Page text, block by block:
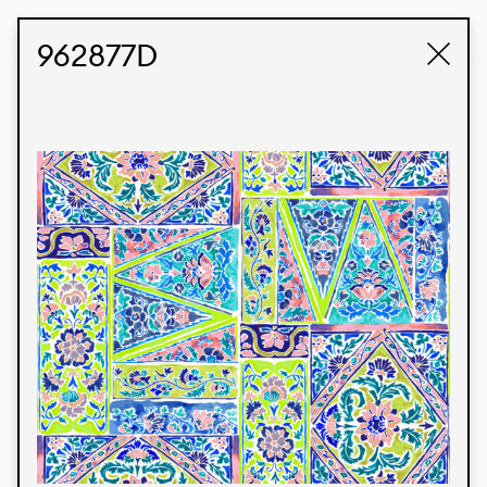
962877D
Temos orgulho de expressar nossa identidade
brasileira por meio de nossos tecidos e estampas
personalizadas, trabalhando em colaboração
com nossos clientes e dando vida aos seus
conceitos e criações. Nossa extensa linha de
produtos tem opções para diferentes mercados.
Oferecemos também tecidos ecológicos e
tecnológicos que podem ser acabados em
qualquer cor sólida ou impressão digital.
Cores